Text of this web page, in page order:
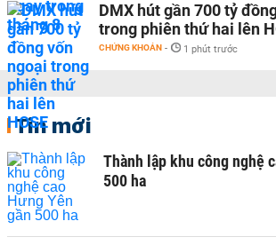
DMX hút gần 700 tỷ
trong phiên thứ hai lên
CHỨNG KHOÁN - 1 phút trước
Tin mới
Thành lập khu công nghệ
500 ha